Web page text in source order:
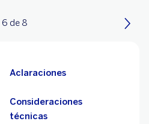
6 de 8
Aclaraciones
Consideraciones
técnicas